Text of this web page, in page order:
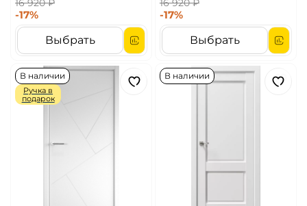
16 920 ₽
-17%
Выбрать
16 920 ₽
-17%
Выбрать
В наличии
Ручка в
подарок
В наличии